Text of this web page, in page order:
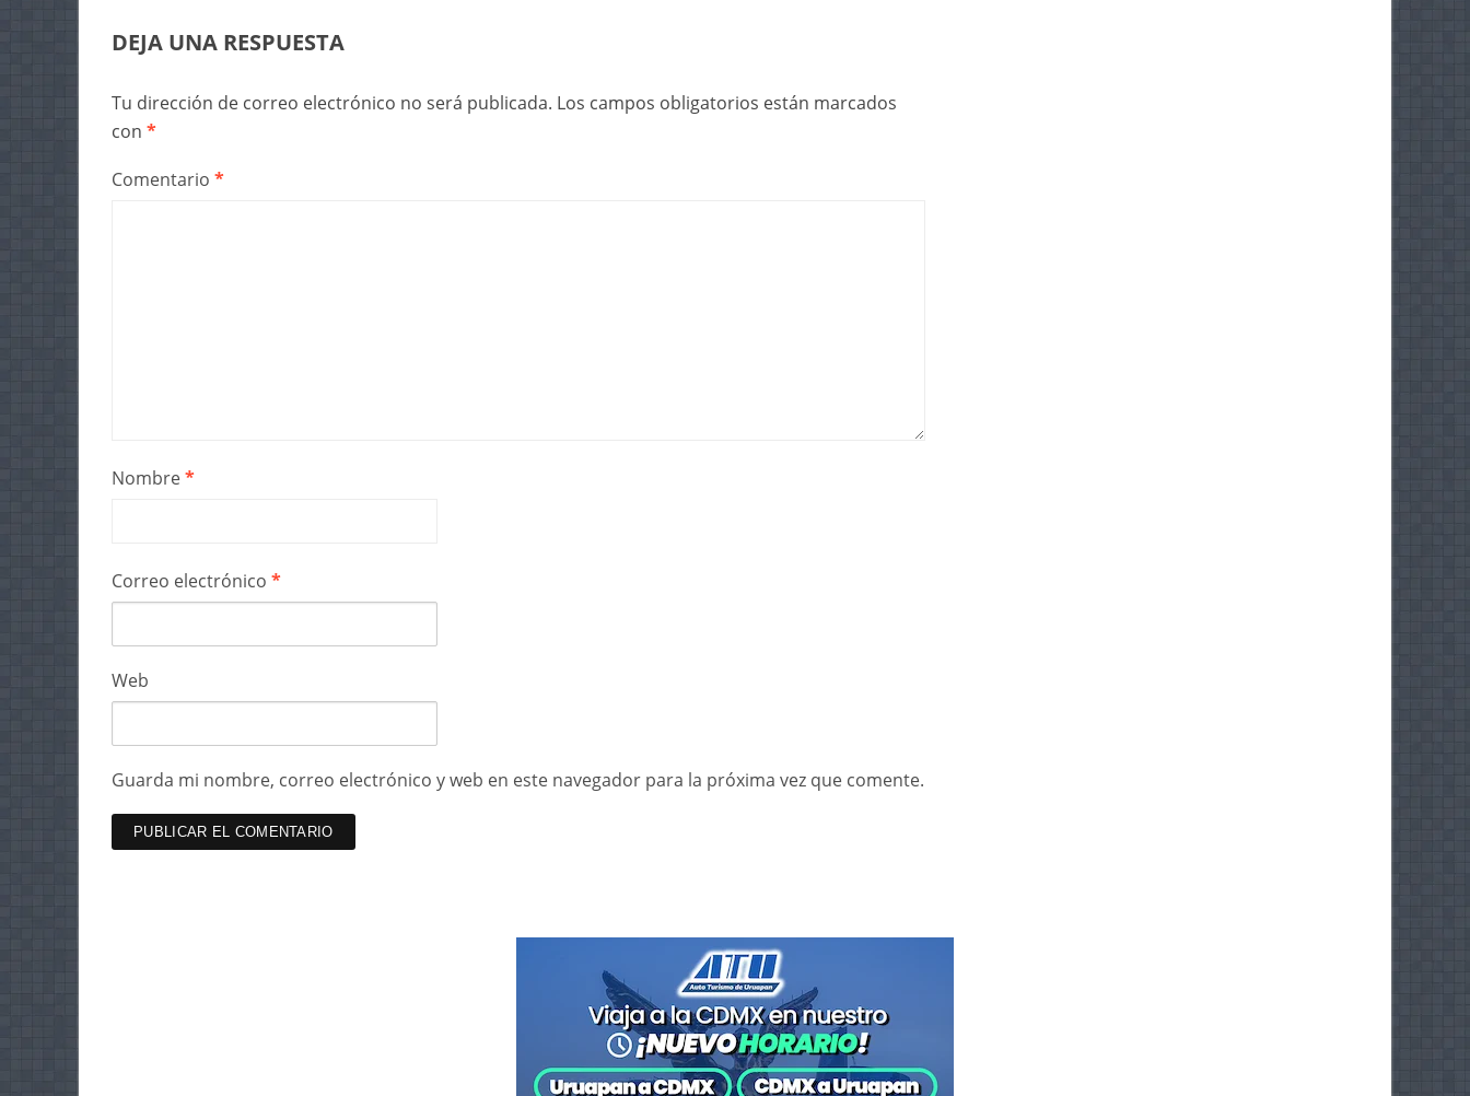
DEJA UNA RESPUESTA
Tu dirección de correo electrónico no será publicada. Los campos obligatorios están marcados
con *
Comentario *
Nombre*
Correo electrónico *
Web
Guarda mi nombre, correo electrónico y web en este navegador para la próxima vez que comente.